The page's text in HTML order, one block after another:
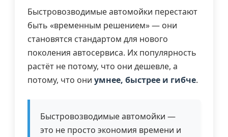
Быстровозводимые автомойки перестают
быть «временным решением» — они
становятся стандартом для нового
поколения автосервиса. Их популярность
растёт не потому, что они дешевле, а
потому, что они умнее, быстрее и гибче.
Быстровозводимые автомойки —
это не просто экономия времени и